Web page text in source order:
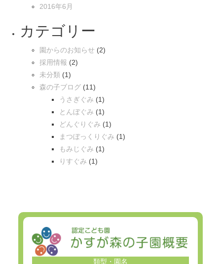
2016年6月
カテゴリー
園からのお知らせ (2)
採用情報 (2)
未分類 (1)
森の子ブログ (11)
うさぎぐみ (1)
とんぼぐみ (1)
どんぐりぐみ (1)
まつぼっくりぐみ (1)
もみじぐみ (1)
りすぐみ (1)
類型・園名